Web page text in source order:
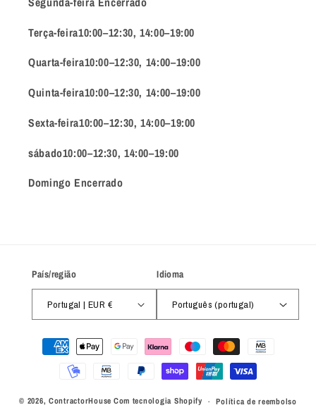
Terça-feira10:00–12:30, 14:00–19:00
Quarta-feira10:00–12:30, 14:00–19:00
Quinta-feira10:00–12:30, 14:00–19:00
Sexta-feira10:00–12:30, 14:00–19:00
sábado10:00–12:30, 14:00–19:00
Domingo Encerrado
País/região
Portugal | EUR €
Idioma
Português (portugal)
Métodos
pagamento
© 2026, ContractorHouse Com tecnologia Shopify Política de reembolso